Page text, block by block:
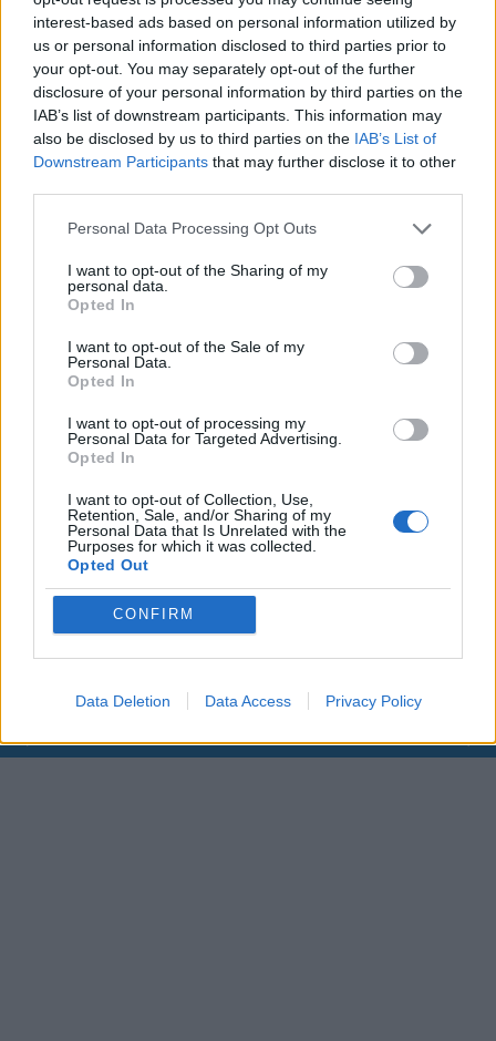
interest-based ads based on personal information utilized by
us or personal information disclosed to third parties prior to
your opt-out. You may separately opt-out of the further
disclosure of your personal information by third parties on the
IAB’s list of downstream participants. This information may
also be disclosed by us to third parties on the IAB’s List of
Downstream Participants that may further disclose it to other
Personal Data Processing Opt Outs
I want to opt-out of the Sharing of my
personal data.
Opted In
I want to opt-out of the Sale of my
Personal Data.
Opted In
I want to opt-out of processing my
Personal Data for Targeted Advertising.
Opted In
I want to opt-out of Collection, Use,
Retention, Sale, and/or Sharing of my
Personal Data that Is Unrelated with the
Purposes for which it was collected.
Opted Out
CONFIRM
Data Deletion Data Access Privacy Policy
00:00
Leonardo Maria Del Vecchio dall'ex compagna
in ospedale. Le dichiarazioni ai giornalisti